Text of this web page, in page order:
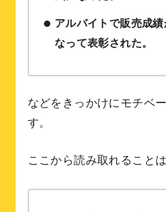
アルバイトで販売成
なって表彰された。
などをきっかけにモチベ
す。
ここから読み取れること